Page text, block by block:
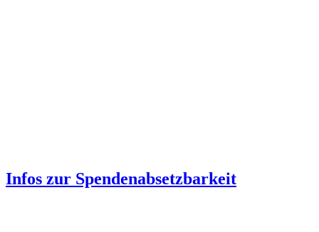
Infos zur Spenden­absetzbarkeit